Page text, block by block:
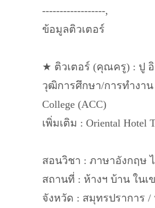
------------------,
ข้อมูลติวเตอร์
★ ติวเตอร์ (คุณครู) : ปู
วุฒิการศึกษา/การทำงาน
College (ACC)
เพิ่มเติม : Oriental Hotel
สอนวิชา : ภาษาอังกฤษ
สถานที่ : ห้างฯ บ้าน ใน
จังหวัด : สมุทรปราการ